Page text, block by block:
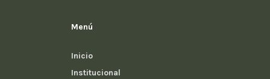
Menú
Inicio
Institucional